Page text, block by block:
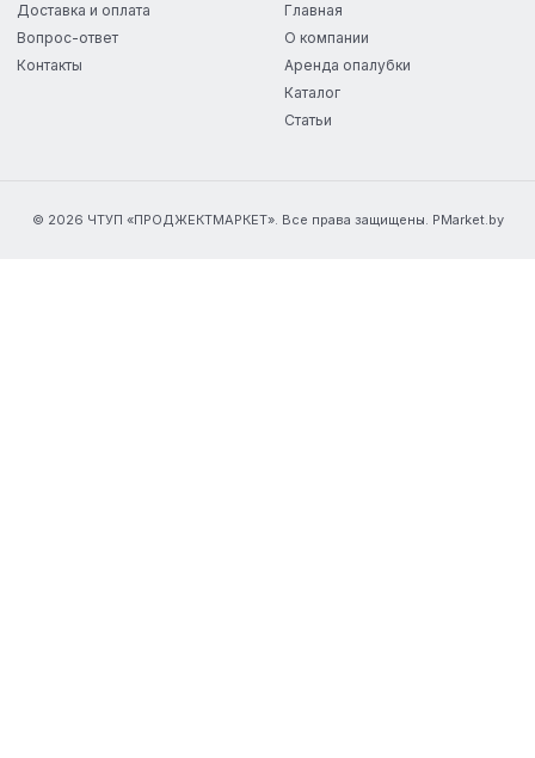
Доставка и оплата
Вопрос-ответ
Контакты
Главная
О компании
Аренда опалубки
Каталог
Статьи
© 2026 ЧТУП «ПРОДЖЕКТМАРКЕТ». Все права защищены. PMarket.by